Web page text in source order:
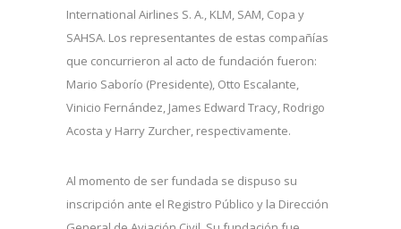
International Airlines S. A., KLM, SAM, Copa y
SAHSA. Los representantes de estas compañías
que concurrieron al acto de fundación fueron:
Mario Saborío (Presidente), Otto Escalante,
Vinicio Fernández, James Edward Tracy, Rodrigo
Acosta y Harry Zurcher, respectivamente.
Al momento de ser fundada se dispuso su
inscripción ante el Registro Público y la Dirección